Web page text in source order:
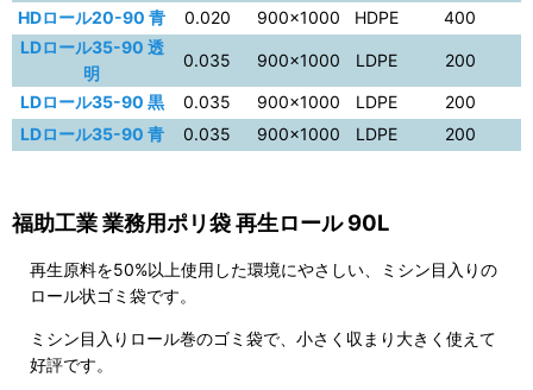
HDロール20-90 青
0.020 900×1000 HDPE
400
LDロール35-90 透
明
0.035 900×1000 LDPE 200
LDロール35-90 黒 0.035 900×1000 LDPE
200
LDロール35-90 青
0.035 900×1000 LDPE 200
福助工業 業務用ポリ袋 再生ロール 90L
再生原料を50%以上使用した環境にやさしい、ミシン目入りの
ロール状ゴミ袋です。
ミシン目入りロール巻のゴミ袋で、小さく収まり大きく使えて
好評です。